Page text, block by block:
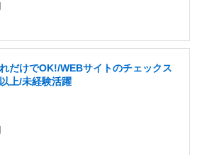
だけでOK!/WEBサイトのチェックス
上/未経験活躍